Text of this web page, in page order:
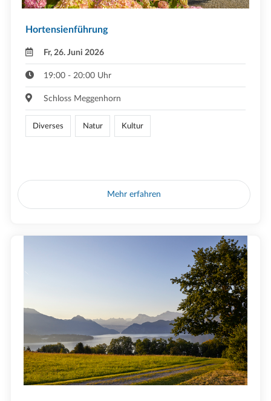
Hortensienführung
Fr, 26. Juni 2026
19:00 - 20:00 Uhr
Schloss Meggenhorn
Diverses Natur Kultur
Mehr erfahren